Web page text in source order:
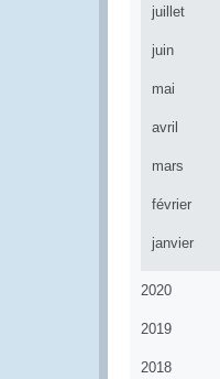
juillet
juin
mai
avril
mars
février
janvier
2020
2019
2018